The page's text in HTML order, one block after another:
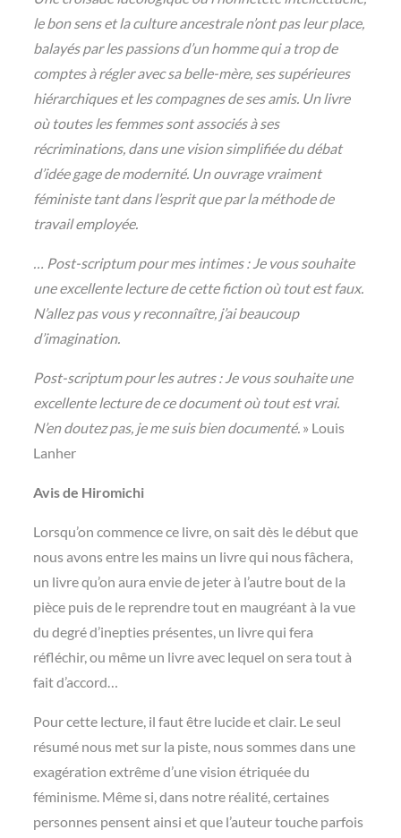
le bon sens et la culture ancestrale n’ont pas leur place,
balayés par les passions d’un homme qui a trop de
comptes à régler avec sa belle-mère, ses supérieures
hiérarchiques et les compagnes de ses amis. Un livre
où toutes les femmes sont associés à ses
récriminations, dans une vision simplifiée du débat
d’idée gage de modernité. Un ouvrage vraiment
féministe tant dans l’esprit que par la méthode de
travail employée.
… Post-scriptum pour mes intimes : Je vous souhaite
une excellente lecture de cette fiction où tout est faux.
N’allez pas vous y reconnaître, j’ai beaucoup
d’imagination.
Post-scriptum pour les autres : Je vous souhaite une
excellente lecture de ce document où tout est vrai.
N’en doutez pas, je me suis bien documenté. » Louis
Lanher
Avis de Hiromichi
Lorsqu’on commence ce livre, on sait dès le début que
nous avons entre les mains un livre qui nous fâchera,
un livre qu’on aura envie de jeter à l’autre bout de la
pièce puis de le reprendre tout en maugréant à la vue
du degré d’inepties présentes, un livre qui fera
réfléchir, ou même un livre avec lequel on sera tout à
fait d’accord…
Pour cette lecture, il faut être lucide et clair. Le seul
résumé nous met sur la piste, nous sommes dans une
exagération extrême d’une vision étriquée du
féminisme. Même si, dans notre réalité, certaines
personnes pensent ainsi et que l’auteur touche parfois